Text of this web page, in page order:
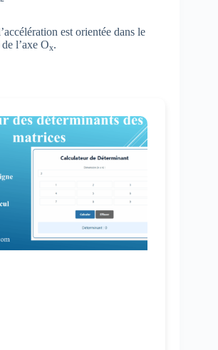
est orientée dans le
l’axe Ox.